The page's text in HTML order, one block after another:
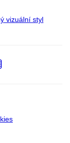
vizuální styl
Přidat